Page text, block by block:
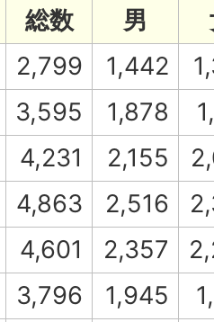
総数 男
2,799 1,442
3,595 1,878
4,231 2,155
4,863 2,516
4,601 2,357
3,796 1,945